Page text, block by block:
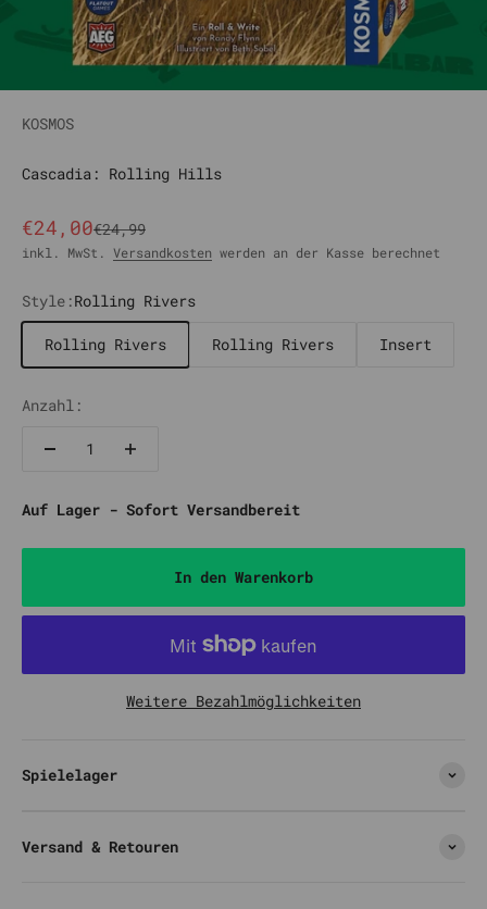
KOSMOS
Cascadia: Rolling Hills
Angebot
€24,00Regulärer Preis
€24,99
inkl. MwSt. Versandkosten werden an der Kasse berechnet
Style:Rolling Rivers
Rolling Rivers Rolling Rivers Insert
Anzahl:
Auf Lager - Sofort Versandbereit
In den Warenkorb
Weitere Bezahlmöglichkeiten
Spielelager
Versand & Retouren